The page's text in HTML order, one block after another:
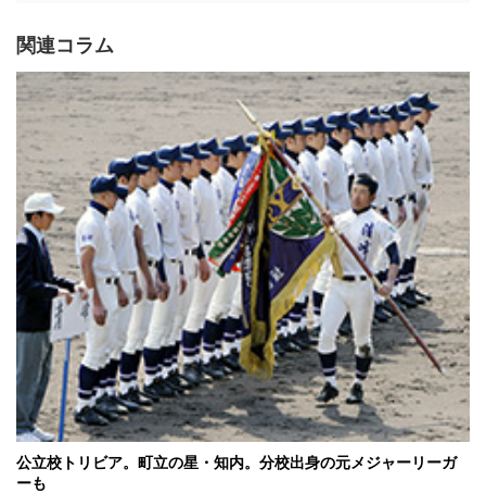
関連コラム
公立校トリビア。町立の星・知内。分校出身の元メジャーリーガ
ーも